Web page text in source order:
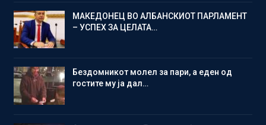
МАКЕДОНЕЦ ВО АЛБАНСКИОТ ПАРЛАМЕНТ
– УСПЕХ ЗА ЦЕЛАТА…
Бездомникот молел за пари, а еден од
гостите му ја дал…